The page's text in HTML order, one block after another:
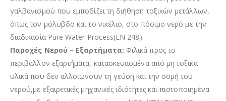
γαλβανισμού που εμποδίζει τη διήθηση τοξικών μετάλλων,
όπως τον μόλυβδο και το νικέλιο, στο πόσιμο νερό με την
διαδικασία Pure Water Process(ΕΝ 248).
Παροχές Νερού – Εξαρτήματα: Φιλικά προς το
περιβάλλον εξαρτήματα, κατασκευασμένα από μη τοξικά
υλικά που δεν αλλοιώνουν τη γεύση και την οσμή του
νερού,με εξαιρετικές μηχανικές ιδιότητες και πιστοποιημένα